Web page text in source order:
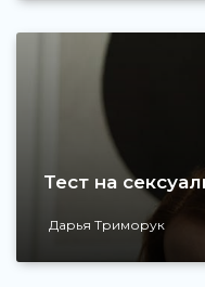
Тест на
Дарья Триморук